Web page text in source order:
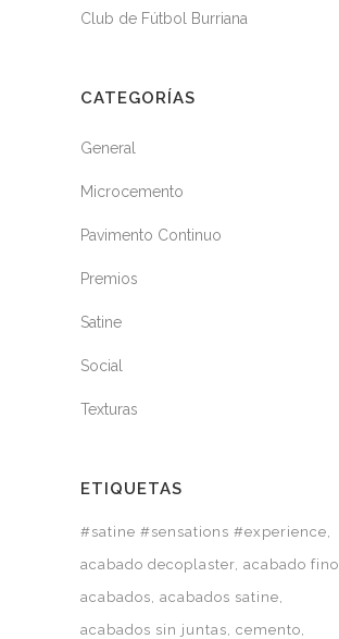
Club de Fútbol Burriana
CATEGORÍAS
General
Microcemento
Pavimento Continuo
Premios
Satine
Social
Texturas
ETIQUETAS
#satine #sensations #experience
acabado decoplaster acabado fino
acabados acabados satine
acabados sin juntas cemento